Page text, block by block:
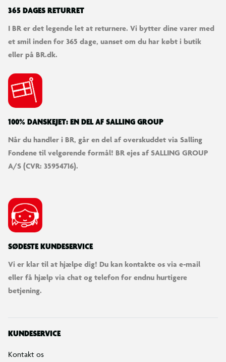
365 DAGES RETURRET
I BR er det legende let at returnere. Vi bytter dine varer med
et smil inden for 365 dage, uanset om du har købt i butik
eller på BR.dk.
100% DANSKEJET: EN DEL AF SALLING GROUP
Når du handler i BR, går en del af overskuddet via Salling
Fondene til velgørende formål! BR ejes af SALLING GROUP
A/S (CVR: 35954716).
SØDESTE KUNDESERVICE
Vi er klar til at hjælpe dig! Du kan kontakte os via e-mail
eller få hjælp via chat og telefon for endnu hurtigere
betjening.
KUNDESERVICE
Kontakt os